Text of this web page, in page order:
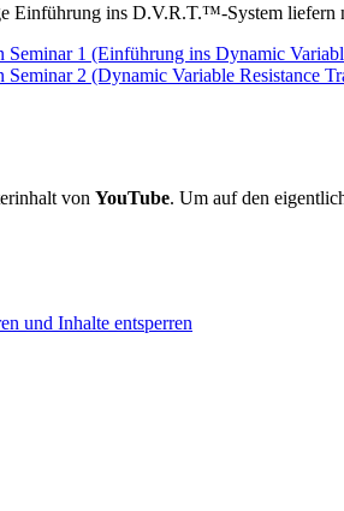
Einführung ins D.V.R.T.™-System liefern
1 (Einführung ins Dynamic
2 (Dynamic Variable Resistance
von YouTube. Um auf den
und Inhalte entsperren